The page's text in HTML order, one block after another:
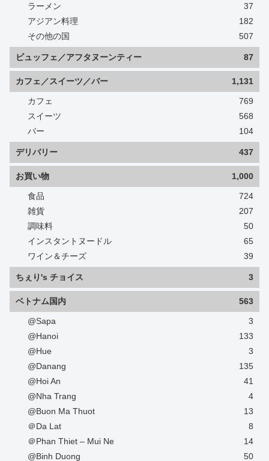
ラーメン
37
アジアン料理
182
その他の国
507
ビュッフェ／アフタヌーンティー 87
カフェ／スイーツ／バー 1,131
カフェ
769
スイーツ
568
バー
104
デリバリー 437
お買い物 1,000
食品
724
雑貨
207
調味料
50
インスタントヌードル
65
ワイン＆チーズ
39
ちぇり's チョイス 3
ベトナム国内 563
@Sapa
3
@Hanoi
133
@Hue
3
@Danang
135
@Hoi An
41
@Nha Trang
4
@Buon Ma Thuot
13
＠Da Lat
8
＠Phan Thiet – Mui Ne
14
@Binh Duong
50